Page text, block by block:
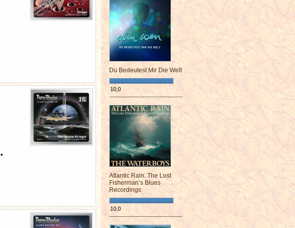
Du Bedeutest Mir Die Welt
10,0
¯¯¯¯¯¯¯¯¯¯¯¯¯¯¯¯¯¯¯¯¯¯¯¯
Atlantic Rain: The Lost
Fisherman’s Blues
Recordings
10,0
¯¯¯¯¯¯¯¯¯¯¯¯¯¯¯¯¯¯¯¯¯¯¯¯